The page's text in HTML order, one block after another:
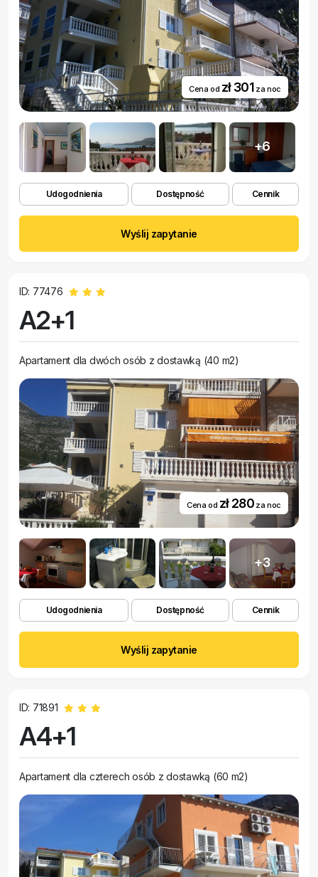
Cena od zł 301 za noc
+6
Udogodnienia Dostępność Cennik
Wyślij zapytanie
ID: 77476
A2+1
Apartament dla dwóch osób z dostawką (40 m2)
Cena od zł 280za noc
+3
Udogodnienia Dostępność Cennik
Wyślij zapytanie
ID: 71891
A4+1
Apartament dla czterech osób z dostawką (60 m2)